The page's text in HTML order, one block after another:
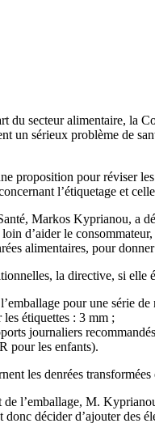
secteur alimentaire, la
un sérieux problème de
proposition pour réviser
l’étiquetage et
Markos Kyprianou, a
d’aider le
alimentaires, pour
la directive, si elle
pour une série
étiquettes : 3 mm ;
journaliers
pour les enfants).
les denrées
l’emballage, M.
décider d’ajouter des